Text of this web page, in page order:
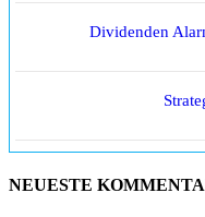
Dividenden
NEUESTE